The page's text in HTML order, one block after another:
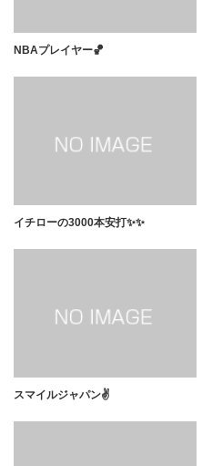
NBAプレイヤー🏀
イチローの3000本安打✨✨
スマイルジャパン✌️